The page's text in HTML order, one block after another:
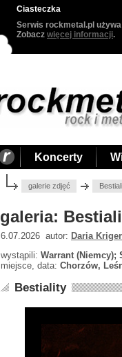
Ciasteczka
Serwis rockmetal.pl
Zobacz więcej informacji.
Koncerty
galerie zdjęć
galeria:
6.07.2026 autor: Daria Kriger
wystąpili: Warrant (Niemcy);
miejsce, data: Chorzów,
Bestiality